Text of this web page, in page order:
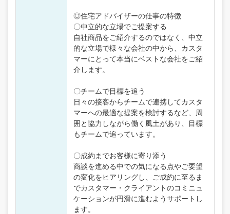
◎住宅アドバイザーの仕事の特徴
〇中立的な立場でご提案する
自社商品をご紹介するのではなく、中立
的な立場で様々な会社の中から、カスタ
マーにとって本当にベストな会社をご紹
介します。
〇チームで目標を追う
日々の接客からチームで連携してカスタ
マーへの最適な提案を検討するなど、周
囲と協力しながら働く風土があり、目標
もチームで追っています。
〇成約までお客様に寄り添う
商談を進める中での気になる点やご要望
の変化をヒアリングし、ご成約に至るま
でカスタマー・クライアントのコミニュ
ケーションが円滑に進むようサポートし
ます。